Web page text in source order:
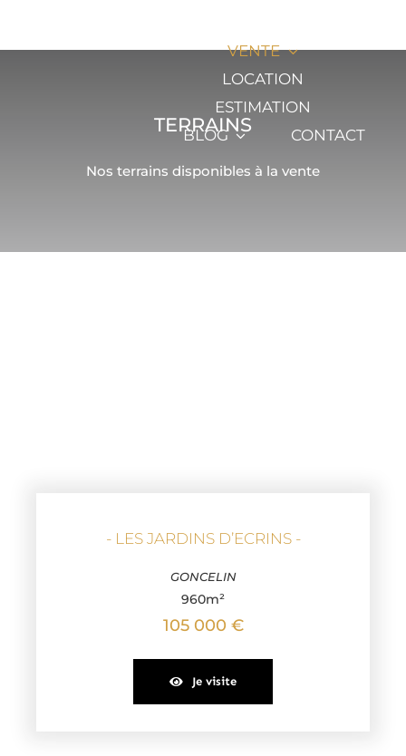
VENTE
LOCATION
ESTIMATION
BLOG
CONTACT
TERRAINS
Nos terrains disponibles à la vente
- LES JARDINS D’ECRINS -
GONCELIN
960m²
105 000 €
Je visite